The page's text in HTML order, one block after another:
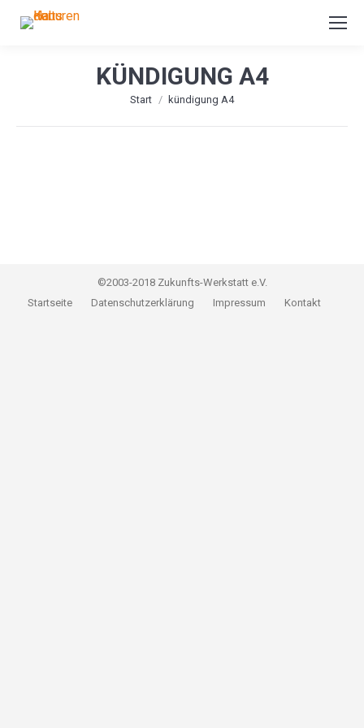
KÜNDIGUNG A4
Sie befinden sich hier:
Start kündigung A4
©2003-2018 Zukunfts-Werkstatt e.V.
Startseite
Datenschutzerklärung Impressum Kontakt